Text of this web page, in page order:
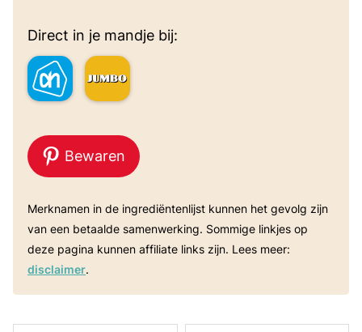
Direct in je mandje bij:
Bewaren
Merknamen in de ingrediëntenlijst kunnen het gevolg zijn
van een betaalde samenwerking. Sommige linkjes op
deze pagina kunnen affiliate links zijn. Lees meer:
disclaimer.